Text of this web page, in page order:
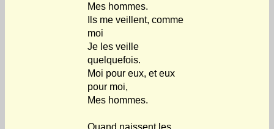
Mes hommes.
Ils me veillent, comme
moi
Je les veille
quelquefois.
Moi pour eux, et eux
pour moi,
Mes hommes.
Quand naissent les